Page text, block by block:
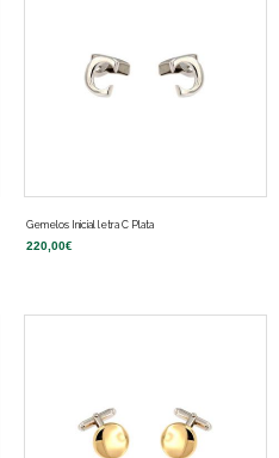
Gemelos Inicial letra C Plata
220,00€